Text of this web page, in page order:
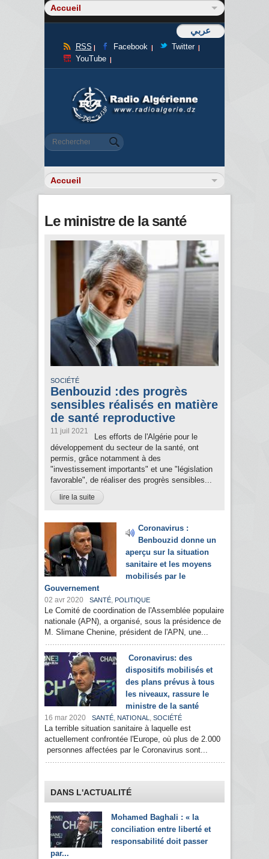
عربي
RSS Facebook
Twitter
YouTube
Formulaire de recherche
Rechercher
Le ministre de la santé
SOCIÉTÉ
Benbouzid :des progrès
sensibles réalisés en matière
de santé reproductive
11 juil 2021
Les efforts de l'Algérie pour le
développement du secteur de la santé, ont
permis, grâce notamment à des
"investissement importants" et une "législation
favorable", de réaliser des progrès sensibles...
lire la suite
Coronavirus :
Benbouzid donne un
aperçu sur la situation
sanitaire et les moyens
mobilisés par le
Gouvernement
02 avr 2020 SANTÉ, POLITIQUE
Le Comité de coordination de l'Assemblée populaire
nationale (APN), a organisé, sous la présidence de
M. Slimane Chenine, président de l'APN, une...
Coronavirus: des
dispositifs mobilisés et
des plans prévus à tous
les niveaux, rassure le
ministre de la santé
16 mar 2020 SANTÉ, NATIONAL , SOCIÉTÉ
La terrible situation sanitaire à laquelle est
actuellement confrontée l'Europe, où plus de 2.000
personnes affectées par le Coronavirus sont...
DANS L'ACTUALITÉ
Mohamed Baghali : « la
conciliation entre liberté et
responsabilité doit passer
par...